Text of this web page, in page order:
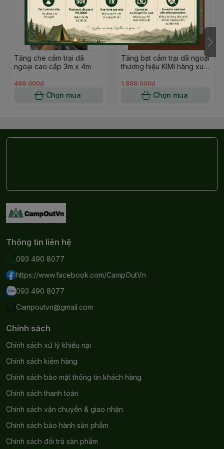
Thông tin sản phẩm:
Mã sản phẩm: NH18Z044-P
Thương hiệu: NatureHike
Chất liệu:
Đáy lều: Vải Oxford 150D
Khung lều: Hợp kim nhôm 7001
Phụ kiện khác: Sử dụng nhựa
ABS
Kích thước & Trọng lượng:
Tăng che cắm trại dã
ngoại cao cấp 3m x 4m
499.000đ
Chọn mua
Tăng bạt cắm trại dã ngoại
thương hiệu KIMI hàng xuất
cấp chống nóng tốt nhẹ
Campoutvn A139
1.899.000đ
Chọn mua
Thông tin liên hệ
093 490 8077
https://www.facebook.com/CampOutVn
093 490 8077
Campoutvn@gmail.com
Chính sách
Chính sách xử lý khiếu nại
Chính sách kiểm hàng
Chính sách bảo mật thông tin khách hàng
Chính sách thanh toán
Chính sách vận chuyển & giao nhận
Chính sách bảo hành sản phẩm
Chính sách đổi trả sản phẩm